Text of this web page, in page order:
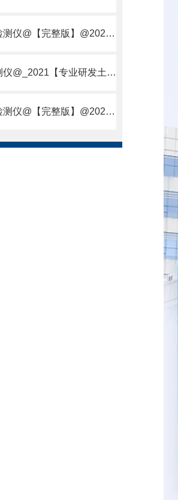
抗生素残留检测仪@【完整版】@2021专业抗生素残留检测仪器仪表
土壤养分检测仪@_2021【专业研发土壤养分快速检测仪器仪表厂】
土壤重金属检测仪@【完整版】@2021专业土壤重金属快速检测仪器仪表